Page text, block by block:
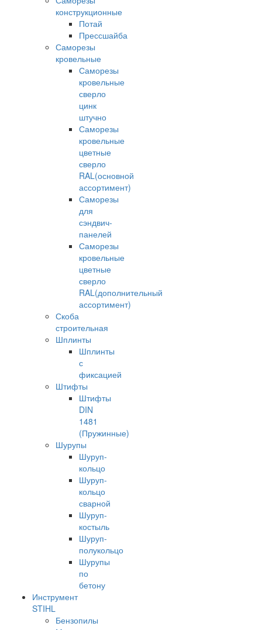
конструкционные
Потай
Прессшайба
Саморезы
кровельные
Саморезы
кровельные
сверло
цинк
штучно
Саморезы
кровельные
цветные
сверло
RAL(основной
ассортимент)
Саморезы
для
сэндвич-
панелей
Саморезы
кровельные
цветные
сверло
RAL(дополнительный
ассортимент)
Скоба
строительная
Шплинты
Шплинты
с
фиксацией
Штифты
Штифты
DIN
1481
(Пружинные)
Шурупы
Шуруп-
кольцо
Шуруп-
кольцо
сварной
Шуруп-
костыль
Шуруп-
полукольцо
Шурупы
по
бетону
Инструмент
STIHL
Бензопилы